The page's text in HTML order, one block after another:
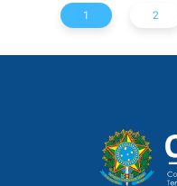
1 2